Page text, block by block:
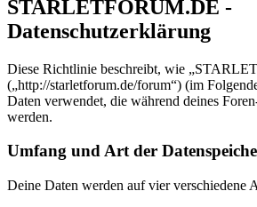
STARLETFORUM.DE -
Datenschutzerklärung
Diese Richtlinie beschreibt, wie
(„http://starletforum.de/forum“) (im
Daten verwendet, die während deines
werden.
Umfang und Art der
Deine Daten werden auf vier verschiedene